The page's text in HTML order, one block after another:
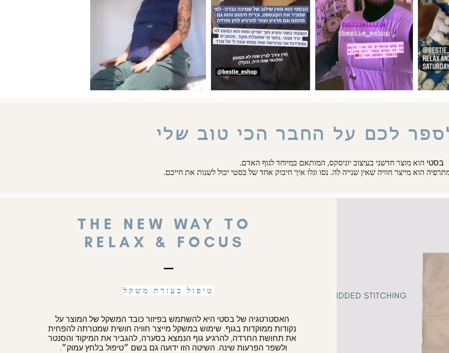
לכם על החבר הכי טוב שלי
בסטי הוא מוצר חדשני בעיצוב יוניסקס, המותאם במיוחד לגוף האדם.
הוא מייצר חוויה שאין שנייה לה. נסו וגלו איך חיבוק אחד של בסטי יכול לשנות את חייכם.
THE NEW WAY TO
RELAX & FOCUS
טיפול בעזרת משקל
האסטרטגיה של בסטי היא להשתמש בפיזור כובד המשקל של המוצר על
נקודות ממוקדות בגוף. שימוש במשקל מייצר חוויה חושית שמטרתה להפחית
את תחושת החרדה, להרגיע גוף הנמצא בסערה, להגביר את המיקוד והסנטר
ולשפר הפרעות שינה. השיטה הזו ידועה גם בשם ״טיפול בלחץ עמוק״.